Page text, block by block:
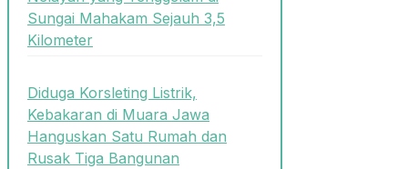
Sungai Mahakam Sejauh 3,5
Kilometer
Diduga Korsleting Listrik,
Kebakaran di Muara Jawa
Hanguskan Satu Rumah dan
Rusak Tiga Bangunan